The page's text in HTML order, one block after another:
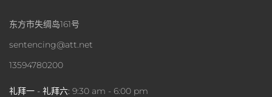
东方市失绸岛161号
sentencing@att.net
13594780200
礼拜一 - 礼拜六: 9:30 am - 6:00 pm